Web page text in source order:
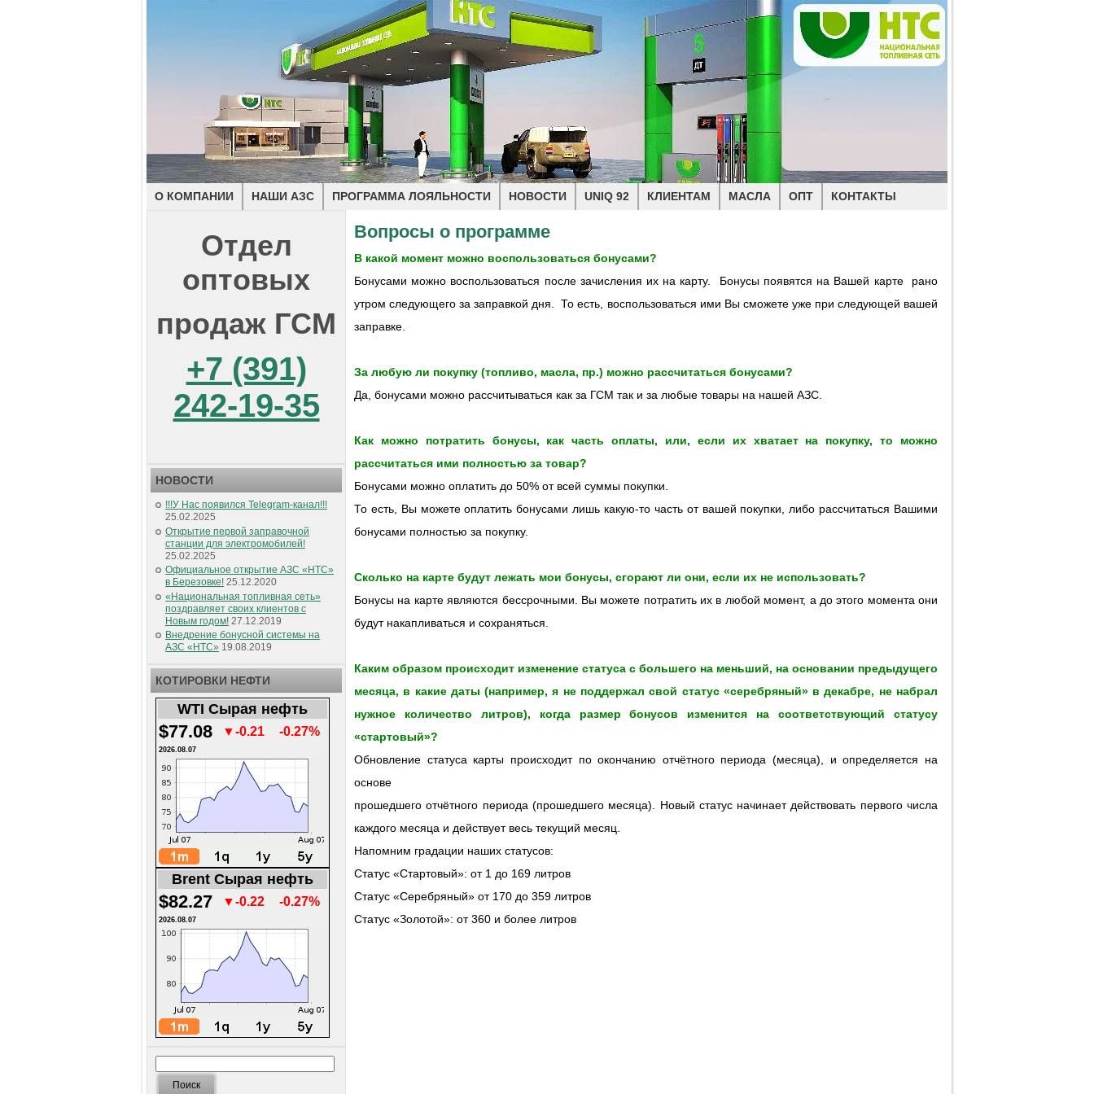
О КОМПАНИИ НАШИ АЗС ПРОГРАММА ЛОЯЛЬНОСТИ НОВОСТИ UNIQ 92 КЛИЕНТАМ МАСЛА ОПТ КОНТАКТЫ
Отдел
оптовых
продаж ГСМ
+7 (391)
242-19-35
НОВОСТИ
!!!У Нас появился Telegram-канал!!!
25.02.2025
Открытие первой заправочной
станции для электромобилей!
25.02.2025
Официальное открытие АЗС «НТС»
в Березовке! 25.12.2020
«Национальная топливная сеть»
поздравляет своих клиентов с
Новым годом! 27.12.2019
Внедрение бонусной системы на
АЗС «НТС» 19.08.2019
КОТИРОВКИ НЕФТИ
WTI Сырая нефть
$77.08 ▼-0.21 -0.27%
2026.08.07
Brent Сырая нефть
$82.27 ▼-0.22 -0.27%
2026.08.07
Вопросы о программе
В какой момент можно воспользоваться бонусами?
Бонусами можно воспользоваться после зачисления их на карту. Бонусы появятся на Вашей карте рано
утром следующего за заправкой дня. То есть, воспользоваться ими Вы сможете уже при следующей вашей
заправке.
За любую ли покупку (топливо, масла, пр.) можно рассчитаться бонусами?
Да, бонусами можно рассчитываться как за ГСМ так и за любые товары на нашей АЗС.
Как можно потратить бонусы, как часть оплаты, или, если их хватает на покупку, то можно
рассчитаться ими полностью за товар?
Бонусами можно оплатить до 50% от всей суммы покупки.
То есть, Вы можете оплатить бонусами лишь какую-то часть от вашей покупки, либо рассчитаться Вашими
бонусами полностью за покупку.
Сколько на карте будут лежать мои бонусы, сгорают ли они, если их не использовать?
Бонусы на карте являются бессрочными. Вы можете потратить их в любой момент, а до этого момента они
будут накапливаться и сохраняться.
Каким образом происходит изменение статуса с большего на меньший, на основании предыдущего
месяца, в какие даты (например, я не поддержал свой статус «серебряный» в декабре, не набрал
нужное количество литров), когда размер бонусов изменится на соответствующий статусу
«стартовый»?
Обновление статуса карты происходит по окончанию отчётного периода (месяца), и определяется на
основе
прошедшего отчётного периода (прошедшего месяца). Новый статус начинает действовать первого числа
каждого месяца и действует весь текущий месяц.
Напомним градации наших статусов:
Статус «Стартовый»: от 1 до 169 литров
Статус «Серебряный» от 170 до 359 литров
Статус «Золотой»: от 360 и более литров